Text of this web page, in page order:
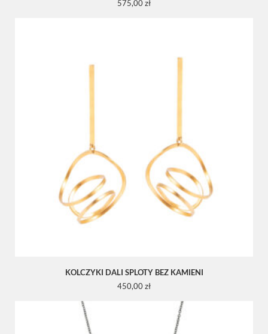
575,00 zł
KOLCZYKI DALI SPLOTY BEZ KAMIENI
450,00 zł